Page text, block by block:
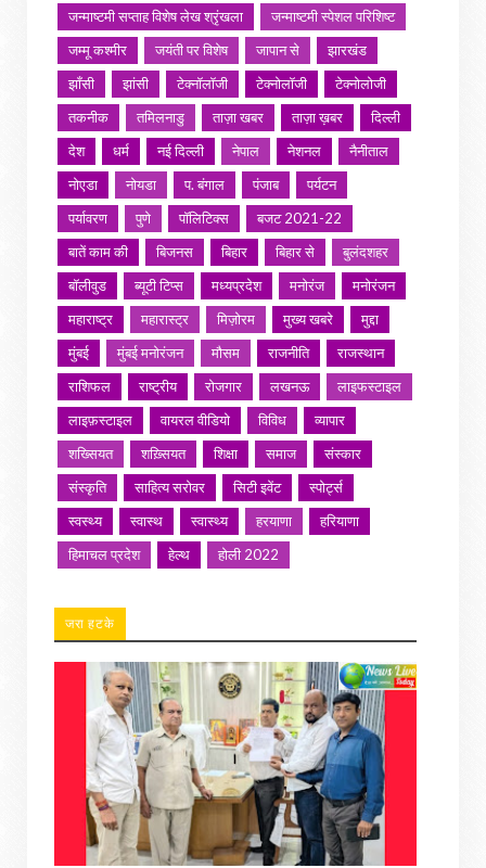
जन्माष्टमी सप्ताह विशेष लेख श्रृंखला
जन्माष्टमी स्पेशल परिशिष्ट
जम्मू कश्मीर
जयंती पर विशेष जापान से
झारखंड
झाँसी
झांसी टेक्नॉलॉजी टेक्नोलॉजी
टेक्नोलोजी
तकनीक
तमिलनाडु ताज़ा खबर ताज़ा ख़बर
दिल्ली
देश
धर्म नई दिल्ली नेपाल नेशनल
नैनीताल
नोएडा
नोयडा प. बंगाल पंजाब
पर्यटन
पर्यावरण
पुणे पॉलिटिक्स
बजट 2021-22
बातें काम की
बिजनस बिहार बिहार से
बुलंदशहर
बॉलीवुड
ब्यूटी टिप्स मध्यप्रदेश मनोरंज
मनोरंजन
महाराष्ट्र
महारास्ट्र मिज़ोरम मुख्य खबरे
मुद्दा
मुंबई
मुंबई मनोरंजन मौसम राजनीति
राजस्थान
राशिफल
राष्ट्रीय रोजगार लखनऊ
लाइफस्टाइल
लाइफ़स्टाइल
वायरल वीडियो विविध
व्यापार
शख्सियत
शख़्सियत शिक्षा समाज
संस्कार
संस्कृति
साहित्य सरोवर सिटी इवेंट
स्पोर्ट्स
स्वस्थ्य
स्वास्थ स्वास्थ्य हरयाणा
हरियाणा
हिमाचल प्रदेश
हेल्थ होली 2022
जरा हटके